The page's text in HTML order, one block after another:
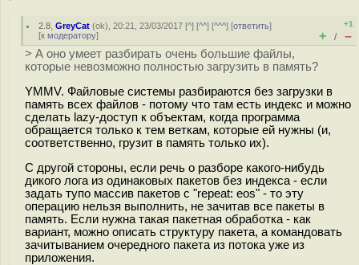
2.8 ,GreyCat (ok), 20:21, 23/03/2017 [^] [^^] [^^^] [ответить]
[к модератору]
+1
+ / –
> А оно умеет разбирать очень большие файлы,
которые невозможно полностью загрузить в память?
YMMV. Файловые системы разбираются без загрузки в
память всех файлов - потому что там есть индекс и можно
сделать lazy-доступ к объектам, когда программа
обращается только к тем веткам, которые ей нужны (и,
соответственно, грузит в память только их).
С другой стороны, если речь о разборе какого-нибудь
дикого лога из одинаковых пакетов без индекса - если
задать тупо массив пакетов с "repeat: eos" - то эту
операцию нельзя выполнить, не зачитав все пакеты в
память. Если нужна такая пакетная обработка - как
вариант, можно описать структуру пакета, а командовать
зачитыванием очередного пакета из потока уже из
приложения.